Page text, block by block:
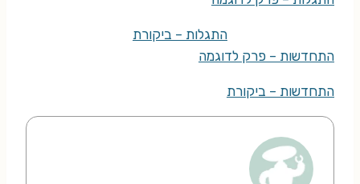
התגלות – ביקורת
התחדשות – פרק לדוגמה
התחדשות – ביקורת